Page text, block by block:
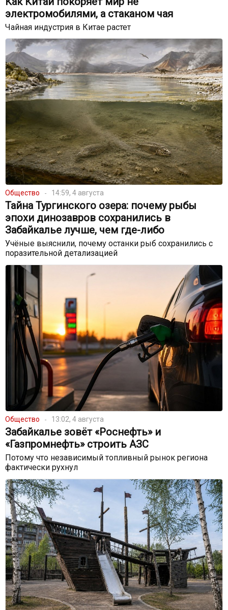
электромобилями, а стаканом чая
Чайная индустрия в Китае растет
Общество 14:59, 4 августа
Тайна Тургинского озера: почему рыбы
эпохи динозавров сохранились в
Забайкалье лучше, чем где-либо
Учёные выяснили, почему останки рыб сохранились с
поразительной детализацией
Общество 13:02, 4 августа
Забайкалье зовёт «Роснефть» и
«Газпромнефть» строить АЗС
Потому что независимый топливный рынок региона
фактически рухнул